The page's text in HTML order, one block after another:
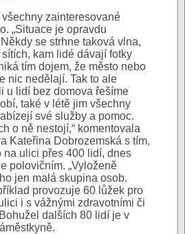
zainteresované
„Situace je opravdu
se strhne taková vlna,
kam lidé dávají fotky
tím dojem, že město nebo
nic nedělají. Tak to ale
u lidí bez domova řešíme
také v létě jim všechny
své služby a pomoc.
o ně nestojí,“ komentovala
Kateřina Dobrozemská s tím,
na ulici přes 400 lidí, dnes
polovičním. „Vyloženě
jen malá skupina osob.
provozuje 60 lůžek pro
i s vážnými zdravotními či
dalších 80 lidí je v